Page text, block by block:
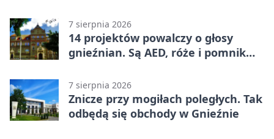
7 sierpnia 2026
14 projektów powalczy o głosy
gnieźnian. Są AED, róże i pomnik
7 sierpnia 2026
Znicze przy mogiłach poległych. Tak
odbędą się obchody w Gnieźnie